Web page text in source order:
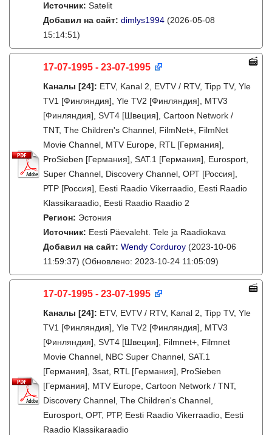
Источник: Satelit
Добавил на сайт: dimlys1994 (2026-05-08
15:14:51)
17-07-1995 - 23-07-1995
Каналы [24]: ETV, Kanal 2, EVTV / RTV, Tipp TV, Yle
TV1 [Финляндия], Yle TV2 [Финляндия], MTV3
[Финляндия], SVT4 [Швеция], Cartoon Network /
TNT, The Children's Channel, FilmNet+, FilmNet
Movie Channel, MTV Europe, RTL [Германия],
ProSieben [Германия], SAT.1 [Германия], Eurosport,
Super Channel, Discovery Channel, ОРТ [Россия],
РТР [Россия], Eesti Raadio Vikerraadio, Eesti Raadio
Klassikaraadio, Eesti Raadio Raadio 2
Регион: Эстония
Источник: Eesti Päevaleht. Tele ja Raadiokava
Добавил на сайт: Wendy Corduroy (2023-10-06
11:59:37) (Обновлено: 2023-10-24 11:05:09)
17-07-1995 - 23-07-1995
Каналы [24]: ETV, EVTV / RTV, Kanal 2, Tipp TV, Yle
TV1 [Финляндия], Yle TV2 [Финляндия], MTV3
[Финляндия], SVT4 [Швеция], Filmnet+, Filmnet
Movie Channel, NBC Super Channel, SAT.1
[Германия], 3sat, RTL [Германия], ProSieben
[Германия], MTV Europe, Cartoon Network / TNT,
Discovery Channel, The Children's Channel,
Eurosport, ОРТ, РТР, Eesti Raadio Vikerraadio, Eesti
Raadio Klassikaraadio